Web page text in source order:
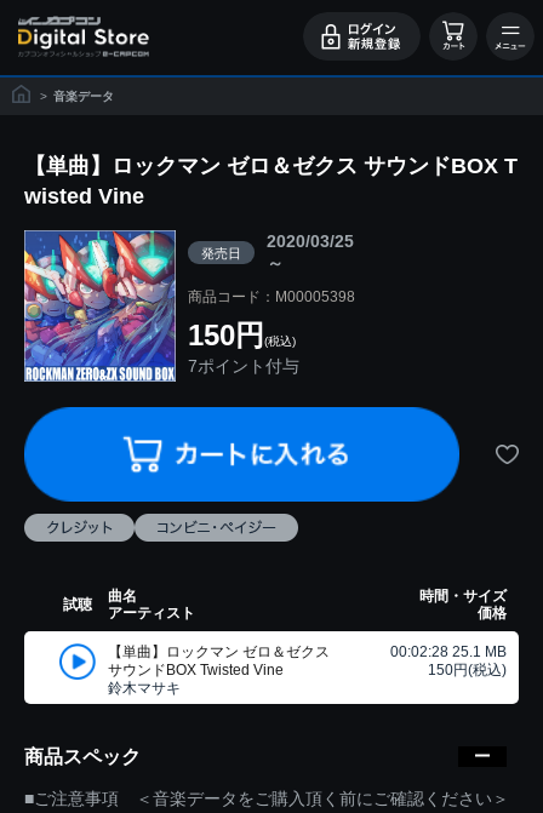
> 音楽データ
【単曲】ロックマン ゼロ＆ゼクス サウンドBOX T
wisted Vine
発売日
2020/03/25
～
商品コード：M00005398
150円 (税込)
7ポイント付与
試聴
曲名
アーティスト
時間・サイズ
価格
【単曲】ロックマン ゼロ＆ゼクス
サウンドBOX Twisted Vine
鈴木マサキ
00:02:28 25.1 MB
150円(税込)
商品スペック
■ご注意事項 ＜音楽データをご購入頂く前にご確認ください＞